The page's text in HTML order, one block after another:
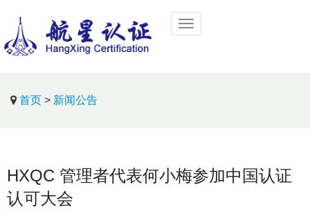
首页 > 新闻公告
HXQC 管理者代表何小梅参加中国认证
认可大会